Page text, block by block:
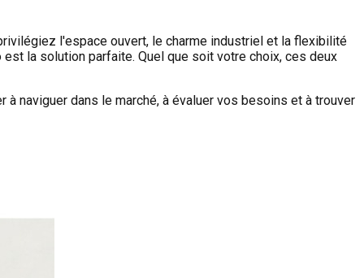
l'espace ouvert, le charme industriel et la flexibilité
la solution parfaite. Quel que soit votre choix, ces deux
naviguer dans le marché, à évaluer vos besoins et à trouver